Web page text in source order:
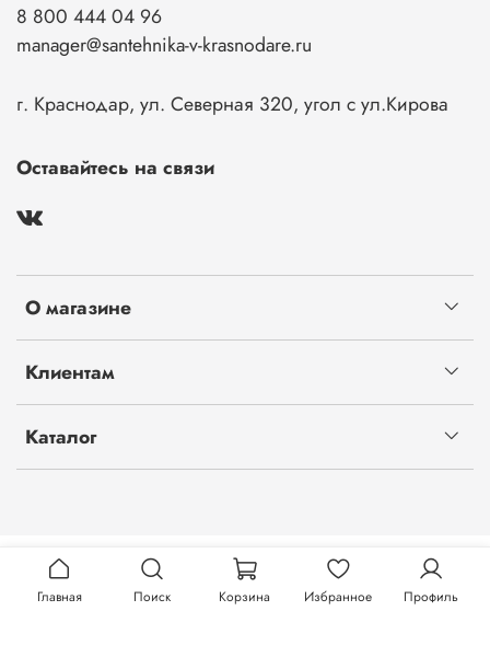
О магазине
Клиентам
Каталог
8 800 444 04 96
manager@santehnika-v-krasnodare.ru
г. Краснодар, ул. Северная 320, угол с ул.Кирова
Оставайтесь на связи
Главная Поиск Корзина Избранное Профиль